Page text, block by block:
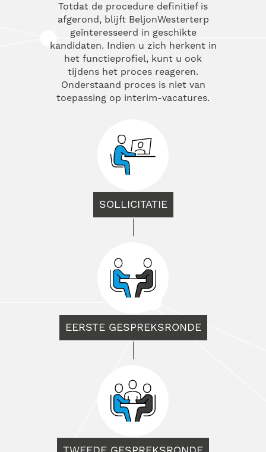
Totdat de procedure definitief is
afgerond, blijft BeljonWesterterp
geïnteresseerd in geschikte
kandidaten. Indien u zich herkent in
het functieprofiel, kunt u ook
tijdens het proces reageren.
Onderstaand proces is niet van
toepassing op interim-vacatures.
SOLLICITATIE
EERSTE GESPREKSRONDE